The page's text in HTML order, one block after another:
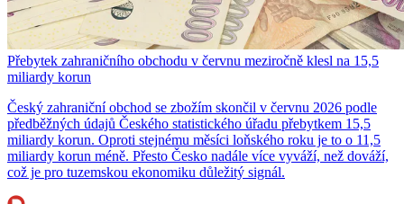
Přebytek zahraničního obchodu v červnu meziročně klesl na 15,5
miliardy korun
Český zahraniční obchod se zbožím skončil v červnu 2026 podle
předběžných údajů Českého statistického úřadu přebytkem 15,5
miliardy korun. Oproti stejnému měsíci loňského roku je to o 11,5
miliardy korun méně. Přesto Česko nadále více vyváží, než dováží,
což je pro tuzemskou ekonomiku důležitý signál.